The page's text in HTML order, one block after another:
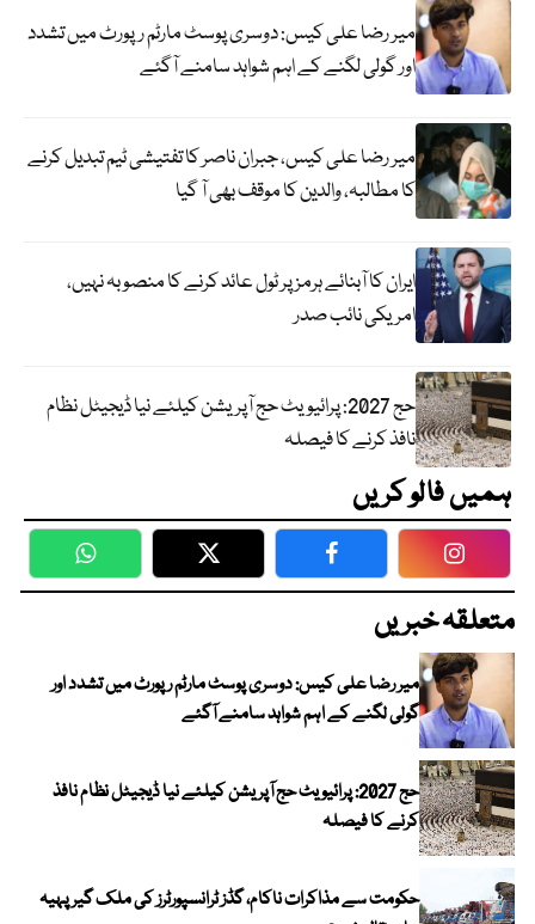
میر رضا علی کیس: دوسری پوسٹ مارٹم رپورٹ میں تشدد
اور گولی لگنے کے اہم شواہد سامنے آگئے
میر رضا علی کیس، جبران ناصر کا تفتیشی ٹیم تبدیل کرنے
کا مطالبہ، والدین کا موقف بھی آ گیا
ایران کا آبنائے ہرمز پر ٹول عائد کرنے کا منصوبہ نہیں،
امریکی نائب صدر
حج 2027: پرائیویٹ حج آپریشن کیلئے نیا ڈیجیٹل نظام
نافذ کرنے کا فیصلہ
ہمیں فالو کریں
WhatsApp Twitter Facebook
متعلقہ خبریں
میر رضا علی کیس: دوسری پوسٹ مارٹم رپورٹ میں تشدد اور
گولی لگنے کے اہم شواہد سامنے آگئے
حج 2027: پرائیویٹ حج آپریشن کیلئے نیا ڈیجیٹل نظام نافذ
کرنے کا فیصلہ
حکومت سے مذاکرات ناکام، گڈز ٹرانسپورٹرز کی ملک گیر پہیہ